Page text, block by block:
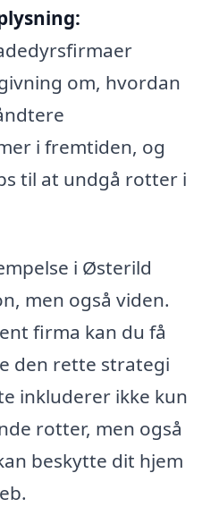
om, hvordan
i fremtiden, og
til at undgå rotter i
i Østerild
men også viden.
firma kan du få
den rette strategi
inkluderer ikke kun
rotter, men også
beskytte dit hjem